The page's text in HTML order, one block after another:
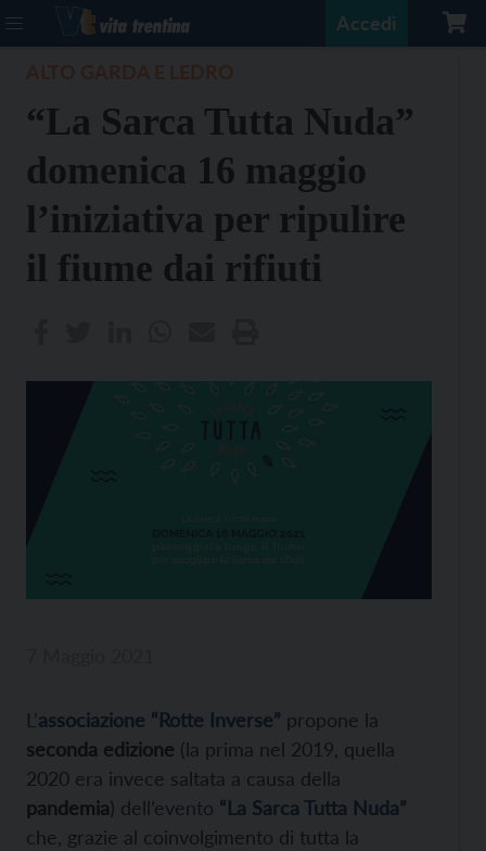
Accedi
“La Sarca Tutta Nuda”
domenica 16 maggio
l’iniziativa per ripulire
il fiume dai rifiuti
L’associazione “Rotte Inverse” propone la
seconda edizione (la prima nel 2019, quella
2020 era invece saltata a causa della
pandemia) dell’evento “La Sarca Tutta Nuda”
che, grazie al coinvolgimento di tutta la